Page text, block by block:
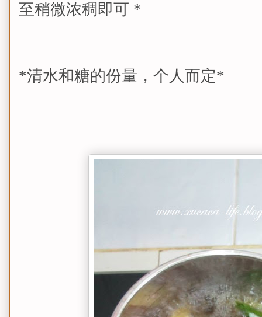
至稍微浓稠即可 *
*清水和糖的份量，个人而定*